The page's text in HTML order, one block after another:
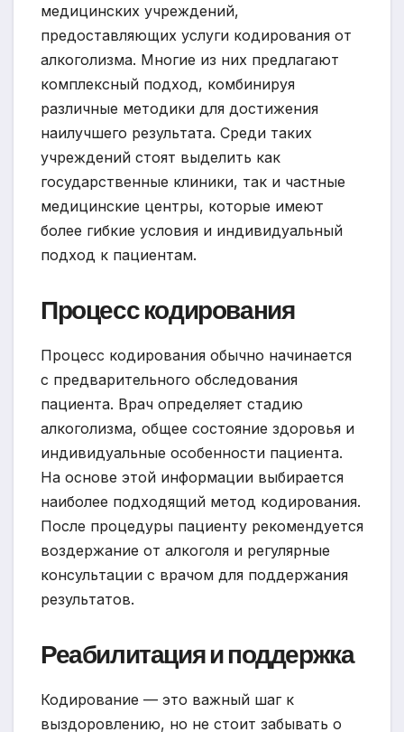
медицинских учреждений,
предоставляющих услуги кодирования от
алкоголизма. Многие из них предлагают
комплексный подход, комбинируя
различные методики для достижения
наилучшего результата. Среди таких
учреждений стоят выделить как
государственные клиники, так и частные
медицинские центры, которые имеют
более гибкие условия и индивидуальный
подход к пациентам.
Процесс кодирования
Процесс кодирования обычно начинается
с предварительного обследования
пациента. Врач определяет стадию
алкоголизма, общее состояние здоровья и
индивидуальные особенности пациента.
На основе этой информации выбирается
наиболее подходящий метод кодирования.
После процедуры пациенту рекомендуется
воздержание от алкоголя и регулярные
консультации с врачом для поддержания
результатов.
Реабилитация и поддержка
Кодирование — это важный шаг к
выздоровлению, но не стоит забывать о